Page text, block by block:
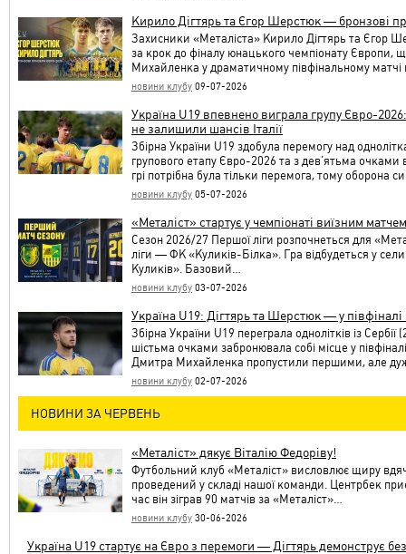
Кирило Дігтярь та Єгор Шерстюк — бронзові
Захисники «Металіста» Кирило Дігтярь та Єгор
за крок до фіналу юнацького чемпіонату Європи,
Михайленка у драматичному півфінальному
новини клубу 09-07-2026
Україна U19 впевнено виграла групу Євро-
не залишили шансів Італії
Збірна України U19 здобула перемогу над
групового етапу Євро-2026 та з дев’ятьма очками
грі потрібна була тільки перемога, тому оборона
новини клубу 05-07-2026
«Металіст» стартує у чемпіонаті виїзним
Сезон 2026/27 Першої ліги розпочнеться для
ліги — ФК «Куликів-Білка». Гра відбудеться у
Куликів». Базовий…
новини клубу 03-07-2026
Україна U19: Дігтярь та Шерстюк — у
Збірна України U19 переграла однолітків із
шістьма очками забронювала собі місце у півфіналі
Дмитра Михайленка пропустили першими, але
новини клубу 02-07-2026
НОВИНИ ЗА ЧЕРВЕНЬ
«Металіст» дякує Віталію Федоріву!
Футбольний клуб «Металіст» висловлює щиру
проведений у складі нашої команди. Центрбек
час він зіграв 90 матчів за «Металіст»…
новини клубу 30-06-2026
Україна U19 стартує на Євро з перемоги — Дігтярь демонструє